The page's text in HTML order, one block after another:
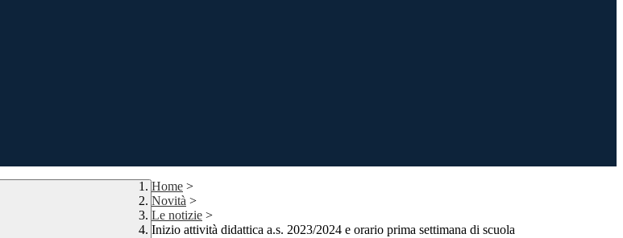
Home >
Novità >
Le notizie >
Inizio attività didattica a.s. 2023/2024 e orario prima settimana di scuola